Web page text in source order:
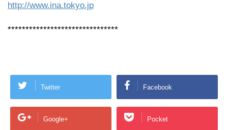
http://www.ina.tokyo.jp
*******************************
Twitter Facebook
Google+ Pocket